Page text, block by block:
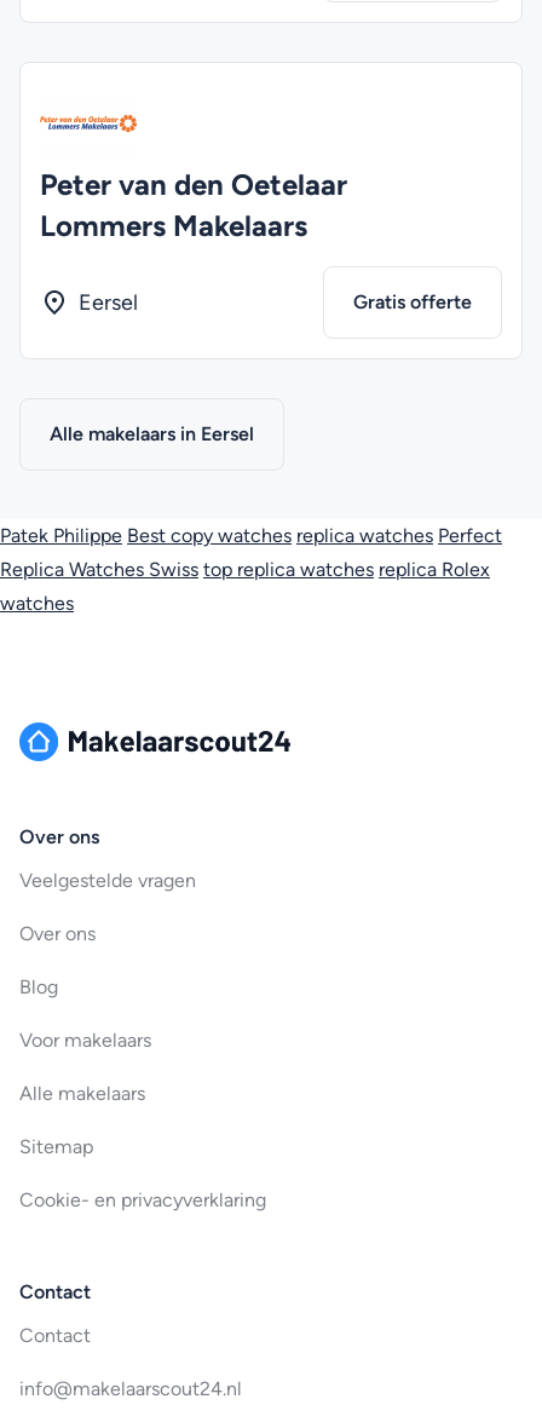
Peter van den Oetelaar
Lommers Makelaars
Eersel Gratis offerte
Alle makelaars in Eersel
Patek Philippe Best copy watches replica watches Perfect
Replica Watches Swiss top replica watches replica Rolex
watches
Over ons
Veelgestelde vragen
Over ons
Blog
Voor makelaars
Alle makelaars
Sitemap
Cookie- en privacyverklaring
Contact
Contact
info@makelaarscout24.nl